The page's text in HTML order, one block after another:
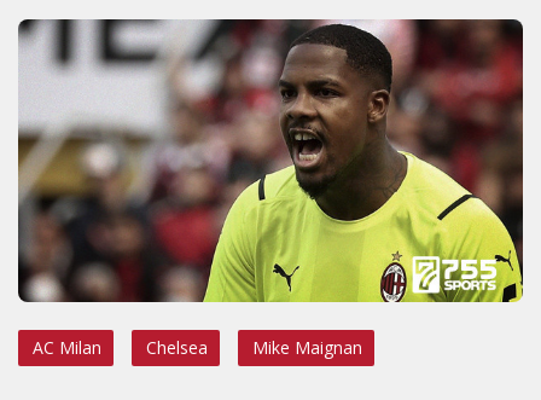
AC Milan Chelsea Mike Maignan